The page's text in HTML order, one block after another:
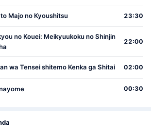
Koto ni Narimashita
Majo no Kyoushitsu 23:30
no Kouei: Meikyuukoku no Shinjin
22:00
wa Tensei shitemo Kenka ga Shitai 02:00
00:30